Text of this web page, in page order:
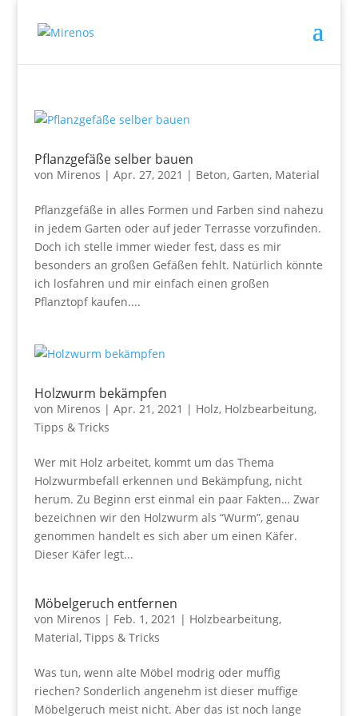
Pflanzgefäße selber bauen
von Mirenos | Apr. 27, 2021 | Beton, Garten, Material
Pflanzgefäße in alles Formen und Farben sind nahezu
in jedem Garten oder auf jeder Terrasse vorzufinden.
Doch ich stelle immer wieder fest, dass es mir
besonders an großen Gefäßen fehlt. Natürlich könnte
ich losfahren und mir einfach einen großen
Pflanztopf kaufen....
Holzwurm bekämpfen
von Mirenos | Apr. 21, 2021 | Holz, Holzbearbeitung,
Tipps & Tricks
Wer mit Holz arbeitet, kommt um das Thema
Holzwurmbefall erkennen und Bekämpfung, nicht
herum. Zu Beginn erst einmal ein paar Fakten… Zwar
bezeichnen wir den Holzwurm als “Wurm”, genau
genommen handelt es sich aber um einen Käfer.
Dieser Käfer legt...
Möbelgeruch entfernen
von Mirenos | Feb. 1, 2021 | Holzbearbeitung,
Material, Tipps & Tricks
Was tun, wenn alte Möbel modrig oder muffig
riechen? Sonderlich angenehm ist dieser muffige
Möbelgeruch meist nicht. Aber das ist noch lange